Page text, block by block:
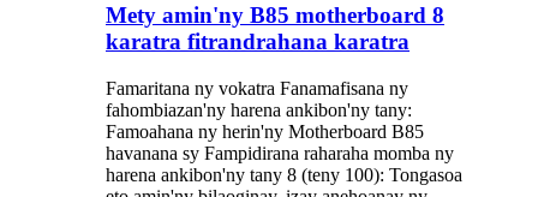
Mety amin'ny B85 motherboard 8
karatra fitrandrahana karatra
Famaritana ny vokatra Fanamafisana ny
fahombiazan'ny harena ankibon'ny tany:
Famoahana ny herin'ny Motherboard B85
havanana sy Fampidirana raharaha momba ny
harena ankibon'ny tany 8 (teny 100): Tongasoa